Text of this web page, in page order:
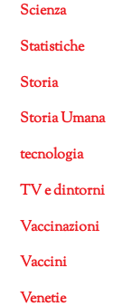
Scienza
Statistiche
Storia
Storia Umana
tecnologia
TV e dintorni
Vaccinazioni
Vaccini
Venetie